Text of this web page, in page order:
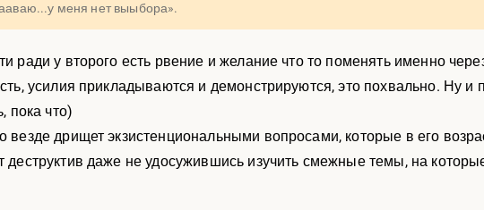
меня нет выыбора».
ради у второго есть рвение и желание что то поменять именно
усилия прикладываются и демонстрируются, это похвально. Ну
пока что)
везде дрищет экзистенциональными вопросами, которые в его
деструктив даже не удосужившись изучить смежные темы, на